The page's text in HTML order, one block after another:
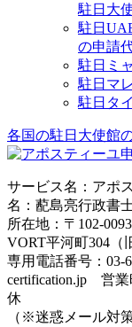
駐日大
駐日
の申請
駐日ミ
駐日マ
駐日タ
各国の駐日大使館
サービス名：アポ
名：蓜島亮行政書
所在地：〒102-
VORT平河町304（
専用電話番号：03-
certification.jp 営業
休
（※迷惑メール対